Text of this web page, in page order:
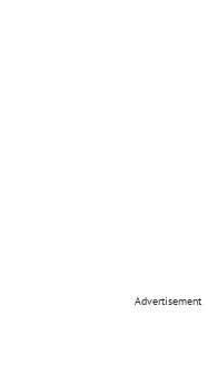
Advertisement